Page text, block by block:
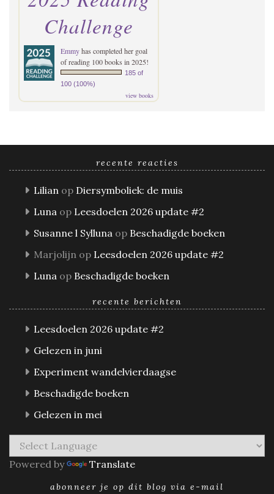
Challenge
Emmyhas completed her goal
of reading 100 books in 2025!
185 of
100 (100%)
view books
recente reacties
Lilian op Diersymboliek: de muis
Luna op Leesdoelen 2026 update #2
Susanne l Sylluna op Beschadigde boeken
Marjolijn op Leesdoelen 2026 update #2
Luna op Beschadigde boeken
recente berichten
Leesdoelen 2026 update #2
Gelezen in juni
Experiment wandelvierdaagse
Beschadigde boeken
Gelezen in mei
Powered by Translate
abonneer je op dit blog via e-mail